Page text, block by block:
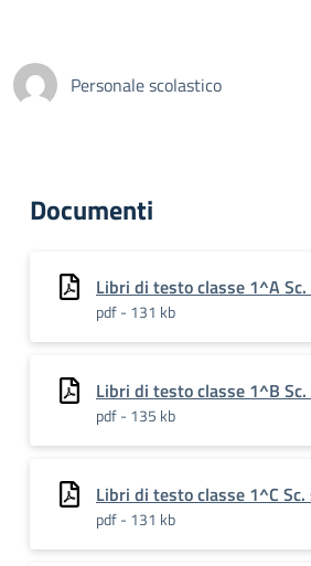
Personale scolastico
Documenti
Libri di testo classe 1^A
pdf - 131 kb
Libri di testo classe 1^B
pdf - 135 kb
Libri di testo classe 1^C
pdf - 131 kb